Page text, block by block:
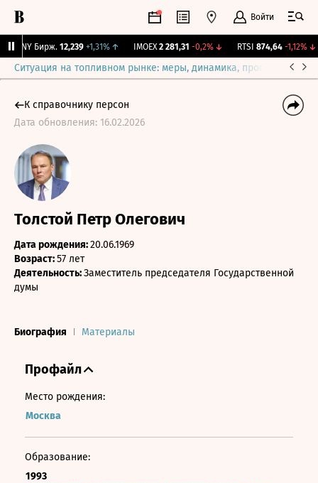
Войти
CNY Бирж. 12,239 +1,31% ↑ IMOEX 2 281,31 -0,2%↓ RTSI 874,64 -1,12%↓
Ситуация на топливном рынке: меры, динамика, прогнозы
К справочнику персон
Дата обновления: 16.02.2026
Толстой Петр Олегович
Дата рождения:20.06.1969
Возраст:57 лет
Деятельность:Заместитель председателя Государственной
думы
Биография Материалы
Профайл
Место рождения:
Москва
Образование:
1993